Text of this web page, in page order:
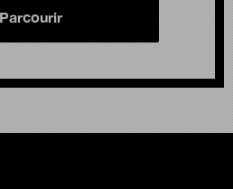
Parcourir